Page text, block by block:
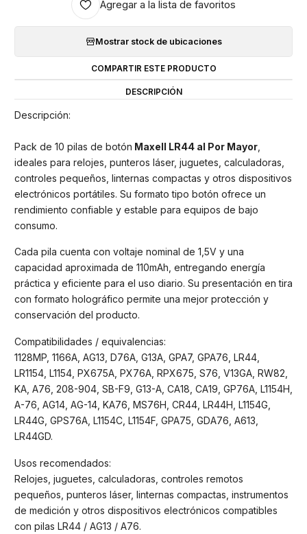
Agregar a la lista de favoritos
Mostrar stock de ubicaciones
COMPARTIR ESTE PRODUCTO
DESCRIPCIÓN
Descripción:
Pack de 10 pilas de botón Maxell LR44 al Por Mayor
ideales para relojes, punteros láser, juguetes, calculadoras,
controles pequeños, linternas compactas y otros dispositivos
electrónicos portátiles. Su formato tipo botón ofrece un
rendimiento confiable y estable para equipos de bajo
consumo.
Cada pila cuenta con voltaje nominal de 1,5V y una
capacidad aproximada de 110mAh, entregando energía
práctica y eficiente para el uso diario. Su presentación en tira
con formato holográfico permite una mejor protección y
conservación del producto.
Compatibilidades / equivalencias:
1128MP, 1166A, AG13, D76A, G13A, GPA7, GPA76, LR44,
LR1154, L1154, PX675A, PX76A, RPX675, S76, V13GA, RW82,
KA, A76, 208-904, SB-F9, G13-A, CA18, CA19, GP76A, L1154H,
A-76, AG14, AG-14, KA76, MS76H, CR44, LR44H, L1154G,
LR44G, GPS76A, L1154C, L1154F, GPA75, GDA76, A613,
LR44GD.
Usos recomendados:
Relojes, juguetes, calculadoras, controles remotos
pequeños, punteros láser, linternas compactas, instrumentos
de medición y otros dispositivos electrónicos compatibles
con pilas LR44 / AG13 / A76.